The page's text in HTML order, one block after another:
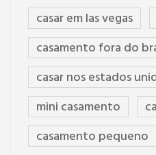
casar em las vegas
casamento fora do
casar nos estados
mini casamento
casamento pequeno